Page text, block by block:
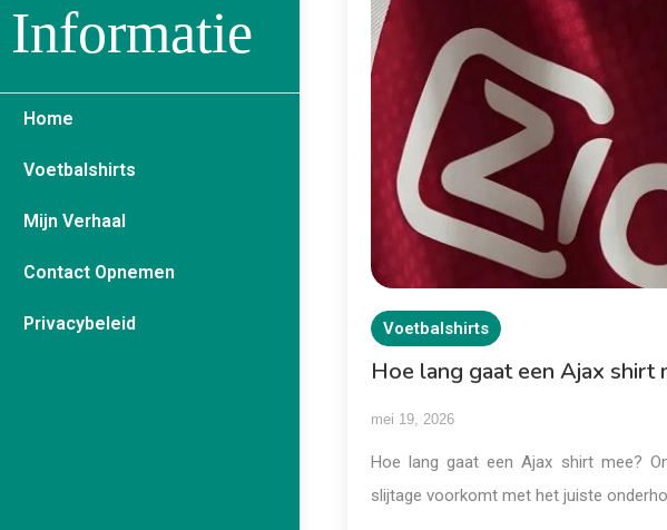
Informatie
Home
Voetbalshirts
Mijn Verhaal
Contact Opnemen
Privacybeleid Voetbalshirts
Hoe lang gaat een Ajax shirt
mei 19, 2026
Hoe lang gaat een Ajax shirt mee?
slijtage voorkomt met het juiste